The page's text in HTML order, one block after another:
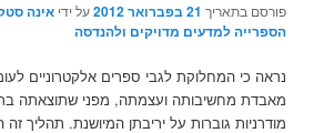
פורסם בתאריך 21 בפברואר 2012 על ידיאינה
הספרייה למדעים מדויקים ולהנדסה
נראה כי המחלוקת לגבי ספרים אלקטרוניים
מאבדת מחשיבותה ועצמתה, מפני שתוצאתה
מודרניות גוברות על יריבתן המיושנת. תהליך